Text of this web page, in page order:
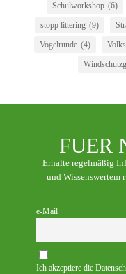
Schulworkshop (6)
stopp littering (9)
Vogelrunde (4)
FUER
Erhalte regelmäßig
und
e-Mail
Ich akzeptiere die